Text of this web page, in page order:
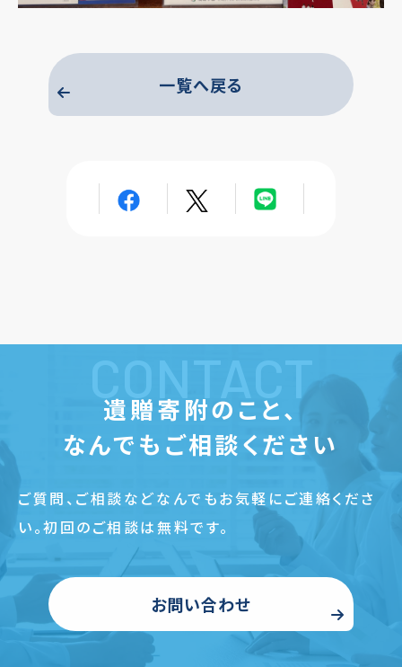
一覧へ戻る
CONTACT
遺贈寄附のこと、
なんでもご相談ください
ご質問、ご相談などなんでもお気軽にご連絡くださ
い。初回のご相談は無料です。
お問い合わせ